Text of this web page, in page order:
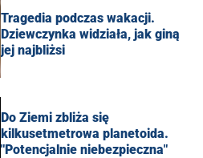
Tragedia podczas wakacji.
Dziewczynka widziała, jak giną
jej najbliżsi
Do Ziemi zbliża się
kilkusetmetrowa planetoida.
"Potencjalnie niebezpieczna"